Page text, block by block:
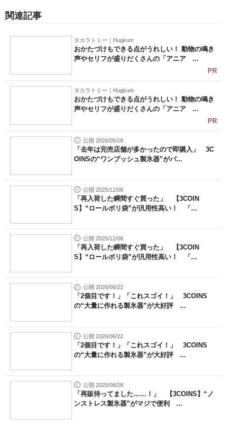
関連記事
タカラトミー｜Hugkum
おかたづけもできる点がうれしい！ 動物の鳴き
声やセリフが盛りだくさんの「アニア ...
PR
タカラトミー｜Hugkum
おかたづけもできる点がうれしい！ 動物の鳴き
声やセリフが盛りだくさんの「アニア ...
PR
公開 2026/05/18
「去年は完売店舗が多かったので即購入」 3C
OINSの“ワンプッシュ製氷器”がパ...
公開 2025/12/08
「再入荷した瞬間すぐ買った」 【3COIN
S】“ロールポリ袋”が汎用性高い！ 「...
公開 2025/12/08
「再入荷した瞬間すぐ買った」 【3COIN
S】“ロールポリ袋”が汎用性高い！ 「...
公開 2026/06/22
「2個目です！」「これスゴイ！」 3COINS
の“大量に作れる製氷器”が大好評 ...
公開 2026/06/22
「2個目です！」「これスゴイ！」 3COINS
の“大量に作れる製氷器”が大好評 ...
公開 2025/06/28
「再販待ってました……！」 【3COINS】“ノ
ンストレス製氷器”がマジで便利 ...